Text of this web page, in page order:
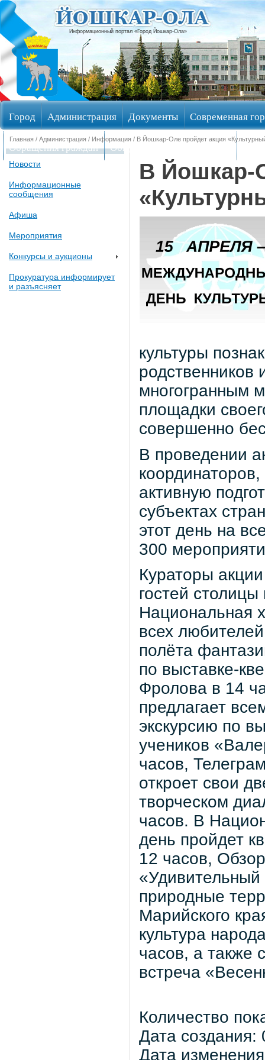
Информационный портал «Город Йошкар-Ола»
Город Администрация Документы Современная
Обращения граждан Общественные обсуждения
Главная / Администрация / Информация / В Йошкар-Оле пройдет акция
Новости
Информационные
сообщения
Афиша
Мероприятия
Конкурсы и аукционы
Прокуратура информирует
и разъясняет
В Йошкар-
культуры
родственников
многогранным
площадки
совершенно
В проведении
активную
субъектах
этот день на
300
Кураторы
гостей
Национальная
всех
полёта
по выставке-
Фролова в 14
предлагает
экскурсию по
учеников
часов,
откроет свои
творческом
часов. В
день пройдет
12 часов,
природные
Марийского
культура
часов, а также
встреча
Количество
Дата
Дата